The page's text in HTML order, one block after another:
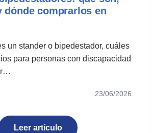
dónde comprarlos en
un stander o bipedestador, cuáles
para personas con discapacidad
23/06/2026
Leer artículo